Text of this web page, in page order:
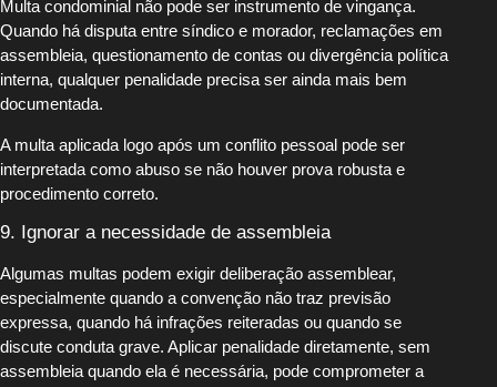
Multa condominial não pode ser instrumento de vingança.
Quando há disputa entre síndico e morador, reclamações em
assembleia, questionamento de contas ou divergência política
interna, qualquer penalidade precisa ser ainda mais bem
documentada.
A multa aplicada logo após um conflito pessoal pode ser
interpretada como abuso se não houver prova robusta e
procedimento correto.
9. Ignorar a necessidade de assembleia
Algumas multas podem exigir deliberação assemblear,
especialmente quando a convenção não traz previsão
expressa, quando há infrações reiteradas ou quando se
discute conduta grave. Aplicar penalidade diretamente, sem
assembleia quando ela é necessária, pode comprometer a